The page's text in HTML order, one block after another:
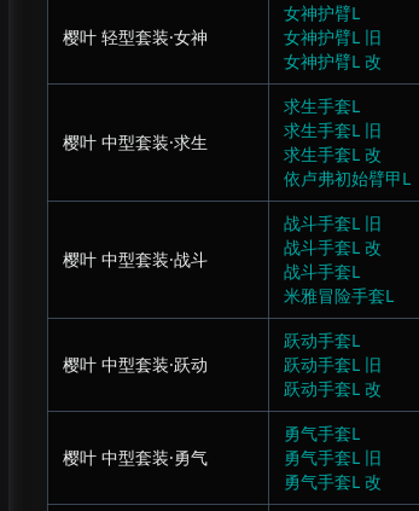
樱叶 轻型套装·女神
女神护臂L
女神护臂L 旧
女神护臂L 改
樱叶 中型套装·求生
求生手套L
求生手套L 旧
求生手套L 改
依卢弗初始臂甲L
樱叶 中型套装·战斗
战斗手套L 旧
战斗手套L 改
战斗手套L
米雅冒险手套L
樱叶 中型套装·跃动
跃动手套L
跃动手套L 旧
跃动手套L 改
樱叶 中型套装·勇气
勇气手套L
勇气手套L 旧
勇气手套L 改